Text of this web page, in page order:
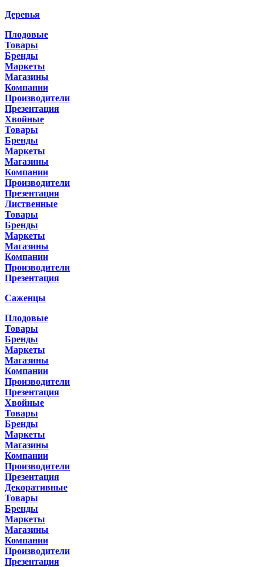
Деревья
Плодовые
Товары
Бренды
Маркеты
Магазины
Компании
Производители
Презентация
Хвойные
Товары
Бренды
Маркеты
Магазины
Компании
Производители
Презентация
Лиственные
Товары
Бренды
Маркеты
Магазины
Компании
Производители
Презентация
Саженцы
Плодовые
Товары
Бренды
Маркеты
Магазины
Компании
Производители
Презентация
Хвойные
Товары
Бренды
Маркеты
Магазины
Компании
Производители
Презентация
Декоративные
Товары
Бренды
Маркеты
Магазины
Компании
Производители
Презентация